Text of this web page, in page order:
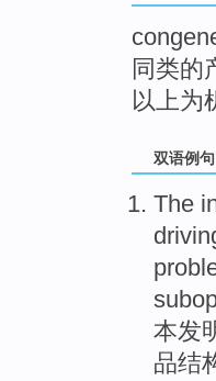
同类的
以上为
双语例句
The
本发
品结